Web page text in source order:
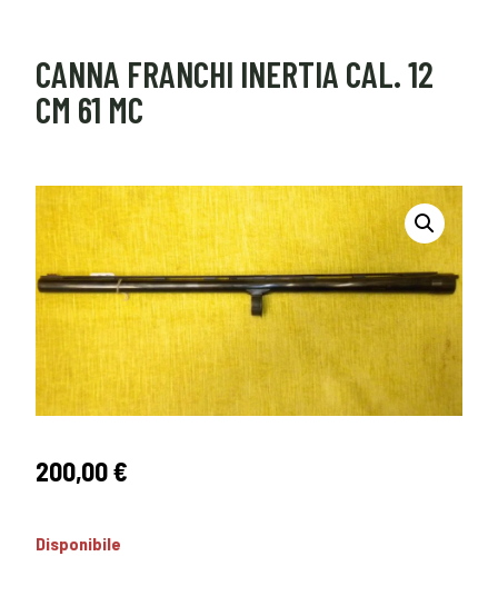
CANNA FRANCHI INERTIA CAL. 12
CM 61 MC
200,00€
Disponibile